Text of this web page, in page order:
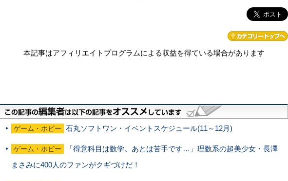
本記事はアフィリエイトプログラムによる収益を得ている場合があります
ゲーム・ホビー 石丸ソフトワン・イベントスケジュール(11～12月)
ゲーム・ホビー
「得意科目は数学。あとは苦手です…」理数系の超美少女・長澤
まさみに400人のファンがクギづけだ！